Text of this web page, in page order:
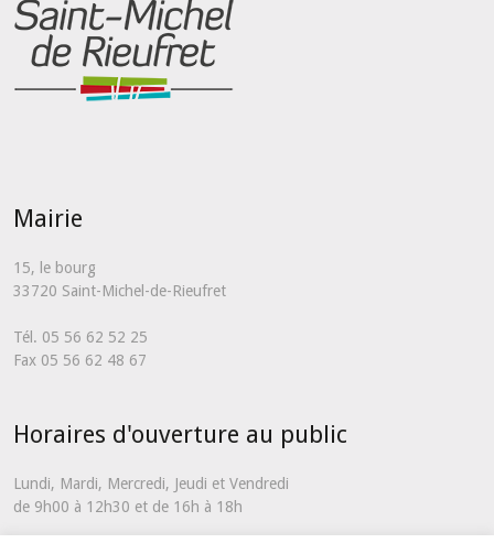
Mairie
15, le bourg
33720 Saint-Michel-de-Rieufret
Tél. 05 56 62 52 25
Fax 05 56 62 48 67
Horaires d'ouverture au public
Lundi, Mardi, Mercredi, Jeudi et Vendredi
de 9h00 à 12h30 et de 16h à 18h